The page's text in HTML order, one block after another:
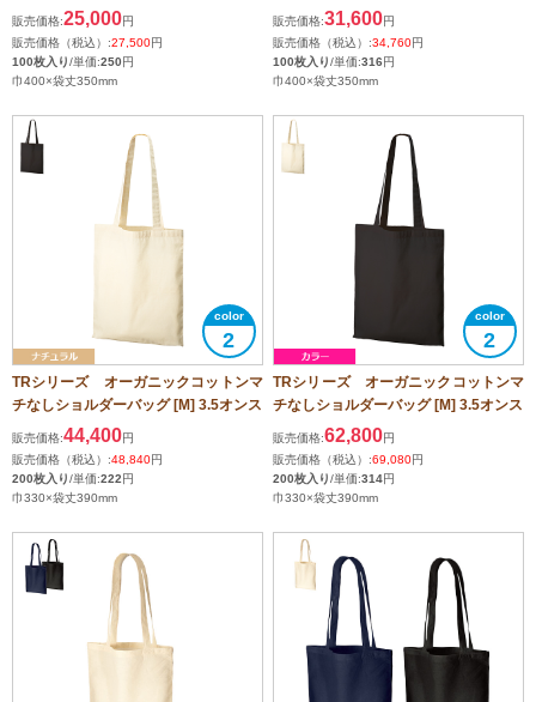
販売価格:25,000円
販売価格（税込）:27,500円
100枚入り/単価:250円
巾400×袋丈350mm
販売価格:31,600円
販売価格（税込）:34,760円
100枚入り/単価:316円
巾400×袋丈350mm
2
TRシリーズ オーガニックコットンマ
チなしショルダーバッグ [M] 3.5オンス
販売価格:44,400円
販売価格（税込）:48,840円
200枚入り/単価:222円
巾330×袋丈390mm
2
TRシリーズ オーガニックコットンマ
チなしショルダーバッグ [M] 3.5オンス
販売価格:62,800円
販売価格（税込）:69,080円
200枚入り/単価:314円
巾330×袋丈390mm